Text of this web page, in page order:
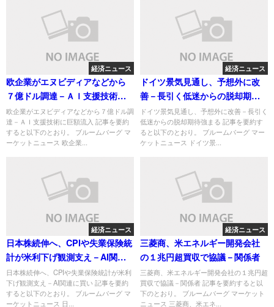
経済ニュース
欧企業がエヌビディアなどから
７億ドル調達－ＡＩ支援技術に
巨額流入
欧企業がエヌビディアなどから７億ドル調
達－ＡＩ支援技術に巨額流入 記事を要約
すると以下のとおり。 ブルームバーグ マ
ーケットニュース 欧企業...
経済ニュース
ドイツ景気見通し、予想外に改
善－長引く低迷からの脱却期待
強まる
ドイツ景気見通し、予想外に改善－長引く
低迷からの脱却期待強まる 記事を要約す
ると以下のとおり。 ブルームバーグ マー
ケットニュース ドイツ景...
経済ニュース
日本株続伸へ、CPIや失業保険統
計が米利下げ観測支え－AI関連
に買い
日本株続伸へ、CPIや失業保険統計が米利
下げ観測支え－AI関連に買い 記事を要約
すると以下のとおり。 ブルームバーグ マ
ーケットニュース 日...
経済ニュース
三菱商、米エネルギー開発会社
の１兆円超買収で協議－関係者
三菱商、米エネルギー開発会社の１兆円超
買収で協議－関係者 記事を要約すると以
下のとおり。 ブルームバーグ マーケット
ニュース 三菱商、米エネ...